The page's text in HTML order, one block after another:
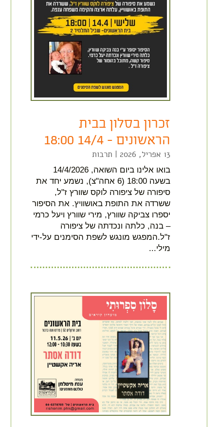
זכרון בסלון בבית
הראשונים – 14/4 18:00
13 אפריל, 2026 | תרבות
בואו אלינו ביום השואה, 14/4/2026
בשעה 18:00 (6 אחה"צ), נשמע יחד את
סיפורה של ציפורה לוקס שוורץ ז"ל,
ששרדה את התופת באושוויץ. את הסיפור
יספרו צביקה שוורץ, מירי שוורץ ויעל כרמי
– בנה, כלתה ונכדתה של ציפורה
ז"ל.המפגש מונגש לשפת הסימנים על-ידי
מילי...